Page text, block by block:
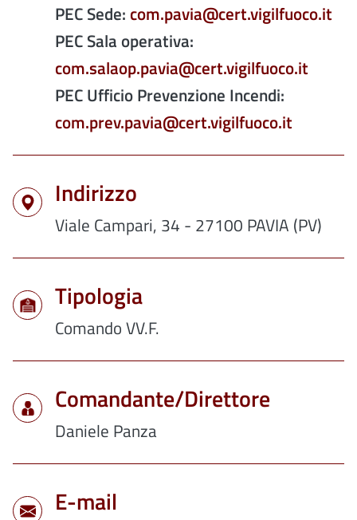
PEC Sede: com.pavia@cert.vigilfuoco.it
PEC Sala operativa:
com.salaop.pavia@cert.vigilfuoco.it
PEC Ufficio Prevenzione Incendi:
com.prev.pavia@cert.vigilfuoco.it
Indirizzo
Viale Campari, 34 - 27100 PAVIA (PV)
Tipologia
Comando VV.F.
Comandante/Direttore
Daniele Panza
E-mail